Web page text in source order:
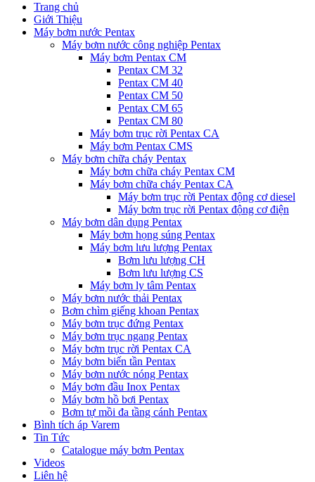
Trang chủ
Giới Thiệu
Máy bơm nước Pentax
Máy bơm nước công nghiệp Pentax
Máy bơm Pentax CM
Pentax CM 32
Pentax CM 40
Pentax CM 50
Pentax CM 65
Pentax CM 80
Máy bơm trục rời Pentax CA
Máy bơm Pentax CMS
Máy bơm chữa cháy Pentax
Máy bơm chữa cháy Pentax CM
Máy bơm chữa cháy Pentax CA
Máy bơm trục rời Pentax động cơ diesel
Máy bơm trục rời Pentax động cơ điện
Máy bơm dân dụng Pentax
Máy bơm họng súng Pentax
Máy bơm lưu lượng Pentax
Bơm lưu lượng CH
Bơm lưu lượng CS
Máy bơm ly tâm Pentax
Máy bơm nước thải Pentax
Bơm chìm giếng khoan Pentax
Máy bơm trục đứng Pentax
Máy bơm trục ngang Pentax
Máy bơm trục rời Pentax CA
Máy bơm biến tần Pentax
Máy bơm nước nóng Pentax
Máy bơm đầu Inox Pentax
Máy bơm hồ bơi Pentax
Bơm tự mồi đa tầng cánh Pentax
Bình tích áp Varem
Tin Tức
Catalogue máy bơm Pentax
Videos
Liên hệ